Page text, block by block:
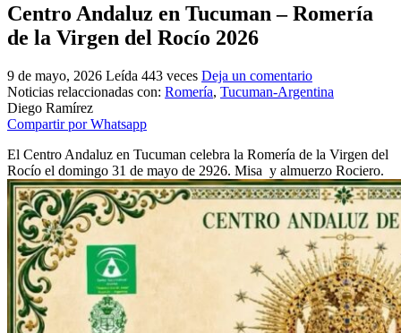
Centro Andaluz en Tucuman – Romería
de la Virgen del Rocío 2026
9 de mayo, 2026 Leída 443 veces Deja un comentario
Noticias relaccionadas con: Romería, Tucuman-Argentina
Diego Ramírez
Compartir por Whatsapp
El Centro Andaluz en Tucuman celebra la Romería de la Virgen del
Rocío el domingo 31 de mayo de 2926. Misa y almuerzo Rociero.
¿En qué puedo ayudarte?
Historia de la Virgen del Rocío
¿Cuándo es la romería del Rocío?
¿Cuándo se construyó la primera ermita?
El traslado cada siete años
¿Cuales son los actos principales que se celebran en el
Quiero hacer el camino,¿que tengo que hacer?
En el Rocío, ¿dónde me alojo?